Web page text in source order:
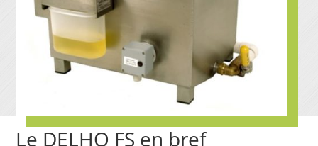
Le DELHO FS en bref